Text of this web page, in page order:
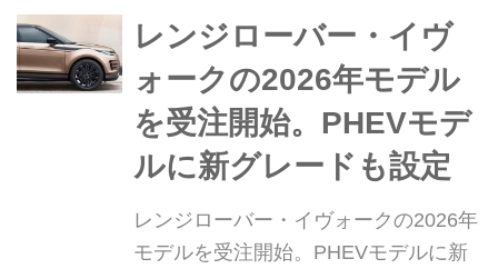
カーレ モデナ」「グレカーレ トロフ
ェオ」の3モデル構成となる。
レンジローバー・イヴ
ォークの2026年モデル
を受注開始。PHEVモデ
ルに新グレードも設定
レンジローバー・イヴォークの2026年
モデルを受注開始。PHEVモデルに新